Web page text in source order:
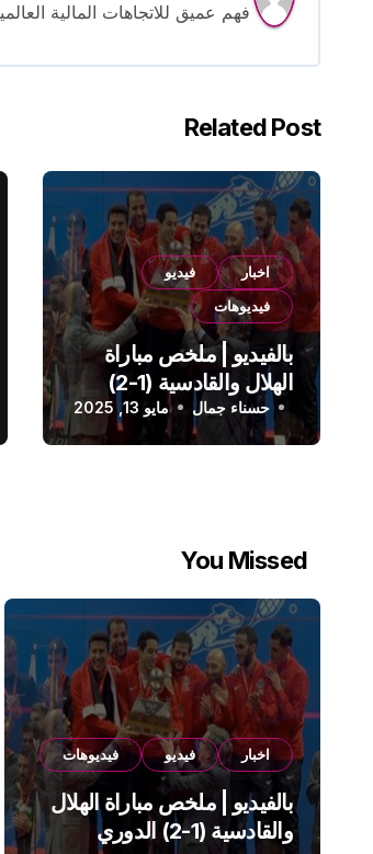
فهم عميق للاتجاهات المالية
Related Post
اخبار
فيديو
فيديوهات
بالفيديو | ملخص مباراة
الهلال والقادسية (1-2)
الدوري السعودي
حسناء جمال مايو 13, 2025
You Missed
اخبار فيديو فيديوهات
بالفيديو | ملخص مباراة الهلال
والقادسية (1-2) الدوري